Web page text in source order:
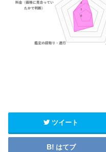
ツイート
はてブ